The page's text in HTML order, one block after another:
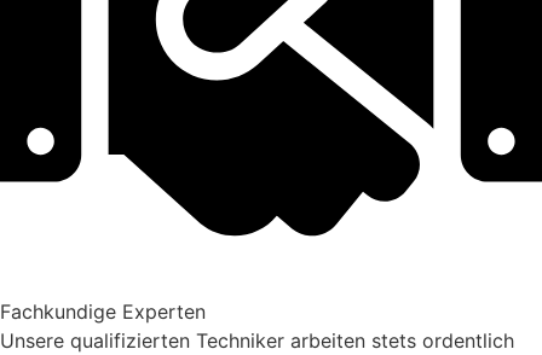
Fachkundige Experten
Unsere qualifizierten Techniker arbeiten stets ordentlich